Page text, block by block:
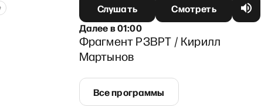
Слушать
Смотреть
Далеев01:00
Фрагмент РЗВРТ / Кирилл
Мартынов
Все программы